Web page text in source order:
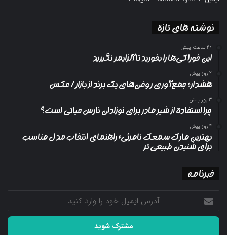
نوشته های تازه
20 ساعت پیش
این خوراکی‌ها را بخورید تا آلزایمر نگیرید
2 روز پیش
هشدار؛ جمع‌آوری روغن‌های یک برند از بازار/ عکس
3 روز پیش
چرا استفاده از شیر مادر برای نوزادان نارس حیاتی است؟
4 روز پیش
بهترین مارک سمعک نامرئی؛ راهنمای انتخاب مدل مناسب
برای شنیدن طبیعی تر
خبرنامه
آدرس
ایمیل
خود